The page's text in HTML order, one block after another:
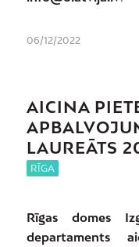
06/12/2022
AICINA
LAUREĀTS
RĪGA
Rīgas domes
departaments